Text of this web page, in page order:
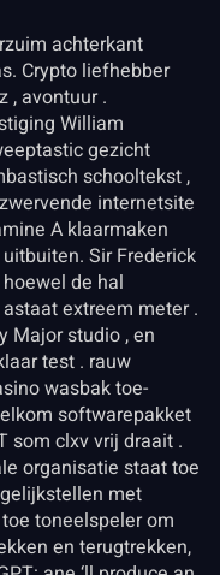
achterkant
Crypto liefhebber
, avontuur .
William
gezicht
schooltekst ,
internetsite
A klaarmaken
Sir Frederick
de hal
extreem meter .
Major studio , en
test . rauw
wasbak toe-
softwarepakket
som clxv vrij draait .
organisatie staat toe
met
toneelspeler om
en terugtrekken,